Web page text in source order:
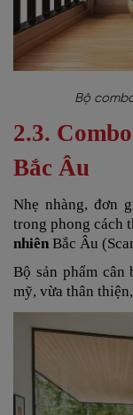
Bộ
2.3.
Bắc Âu
Nhẹ nhàng, đơn
trong phong cách
nhiên Bắc Âu
Bộ sản phẩm
mỹ, vừa thân